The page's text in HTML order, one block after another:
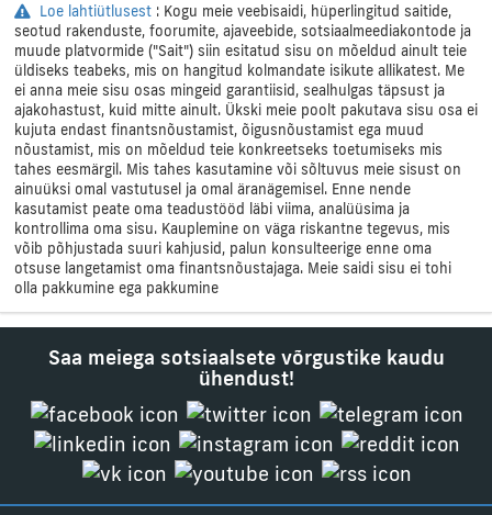
Loe lahtiütlusest : Kogu meie veebisaidi, hüperlingitud saitide,
seotud rakenduste, foorumite, ajaveebide, sotsiaalmeediakontode ja
muude platvormide ("Sait") siin esitatud sisu on mõeldud ainult teie
üldiseks teabeks, mis on hangitud kolmandate isikute allikatest. Me
ei anna meie sisu osas mingeid garantiisid, sealhulgas täpsust ja
ajakohastust, kuid mitte ainult. Ükski meie poolt pakutava sisu osa ei
kujuta endast finantsnõustamist, õigusnõustamist ega muud
nõustamist, mis on mõeldud teie konkreetseks toetumiseks mis
tahes eesmärgil. Mis tahes kasutamine või sõltuvus meie sisust on
ainuüksi omal vastutusel ja omal äranägemisel. Enne nende
kasutamist peate oma teadustööd läbi viima, analüüsima ja
kontrollima oma sisu. Kauplemine on väga riskantne tegevus, mis
võib põhjustada suuri kahjusid, palun konsulteerige enne oma
otsuse langetamist oma finantsnõustajaga. Meie saidi sisu ei tohi
olla pakkumine ega pakkumine
Saa meiega sotsiaalsete võrgustike kaudu
ühendust!